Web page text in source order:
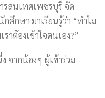
รสนเทศเพชรบุรี จัด
ศึกษา มาเรียนรู้ว่า “ทำไม
าต้องเข้าใจตนเอง?”
จากน้องๆ ผู้เข้าร่วม